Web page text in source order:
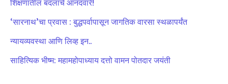
6,300 32,111 75
शिक्षणातील बदलांचे आनंदवारे!
‘सारनाथ’चा प्रवास : बुद्धपर्वापासून जागतिक वारसा स्थळापर्यंत
न्यायव्यवस्था आणि लिव्ह इन..
साहित्यिक भीष्म: महामहोपाध्याय दत्तो वामन पोतदार जयंती